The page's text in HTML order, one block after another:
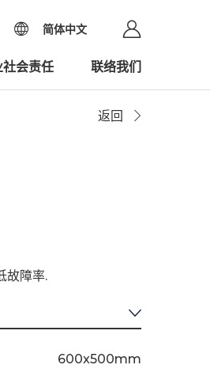
简体中文
社会责任 联络我们
返回
故障率.
600x500mm